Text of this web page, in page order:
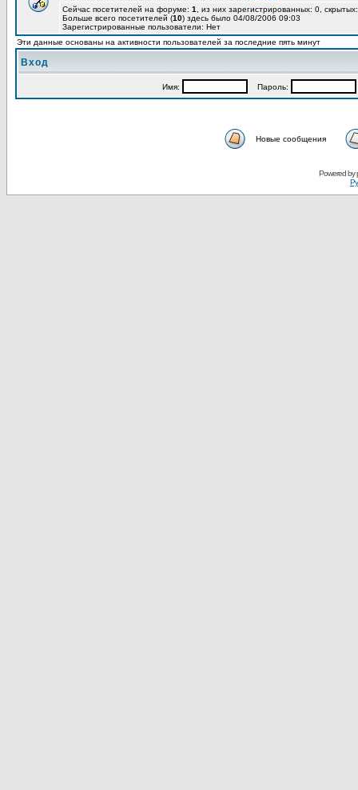
Сейчас посетителей на форуме: 1
, из них зарегистрированных: 0,
Больше всего посетителей (10) здесь было 04/08/2006 09:03
Зарегистрированные пользователи: Нет
Эти данные основаны на активности пользователей за последние пять минут
Вход
Имя: Пароль:
Новые сообщения
Powered by